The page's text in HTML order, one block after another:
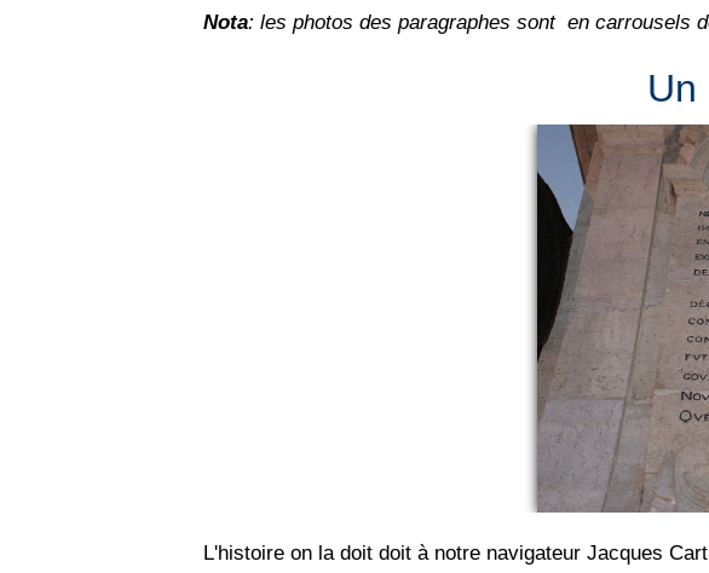
Nota: les photos des paragraphes sont en carrousels
Un
L'histoire on la doit doit à notre navigateur Jacques